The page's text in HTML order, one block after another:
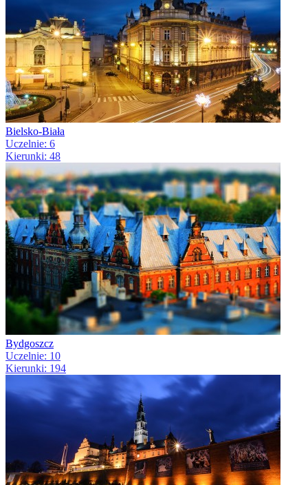
Bielsko-Biała
Uczelnie: 6
Kierunki: 48
Bydgoszcz
Uczelnie: 10
Kierunki: 194